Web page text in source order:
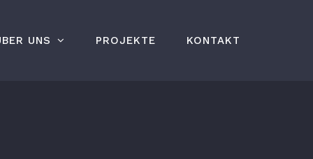
UNS PROJEKTE KONTAKT